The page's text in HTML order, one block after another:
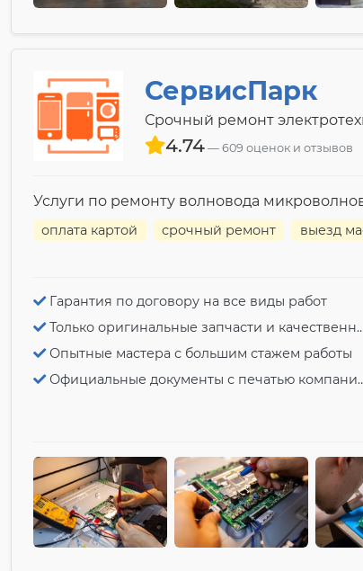
СервисПарк
Срочный ремонт
4.74 609 оценок и отзывов
Услуги по ремонту волновода
оплата картой срочный ремонт выезд
Гарантия по договору на все виды работ
Только оригинальные запчасти и качественный ремонт
Опытные мастера с большим стажем работы
Официальные документы с печатью компании